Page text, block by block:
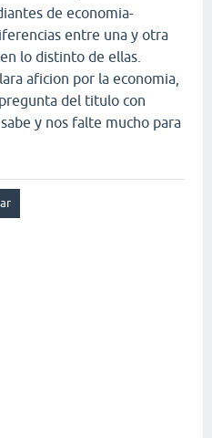
de economia-
entre una y otra
lo distinto de ellas.
aficion por la economia,
del titulo con
y nos falte mucho para